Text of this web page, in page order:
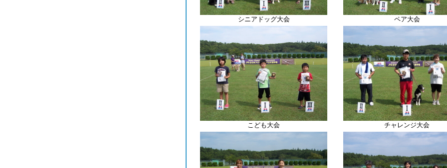
シニアドッグ大会 ペア大会
こども大会 チャレンジ大会